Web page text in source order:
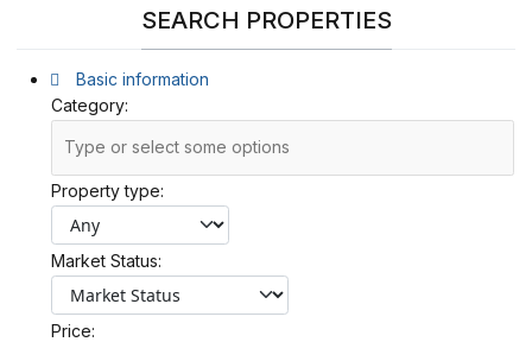
SEARCH PROPERTIES
Basic information
Category:
Property type:
Market Status:
Price: